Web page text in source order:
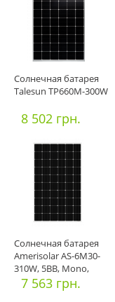
Солнечная батарея
Talesun TP660M-300W
8 502 грн.
Солнечная батарея
Amerisolar AS-6M30-
310W, 5BB, Mono,
(PERCI
7 563 грн.